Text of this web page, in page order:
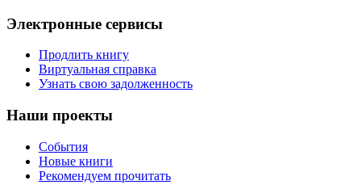
Электронные сервисы
Продлить книгу
Виртуальная справка
Узнать свою задолженность
Наши проекты
События
Новые книги
Рекомендуем прочитать